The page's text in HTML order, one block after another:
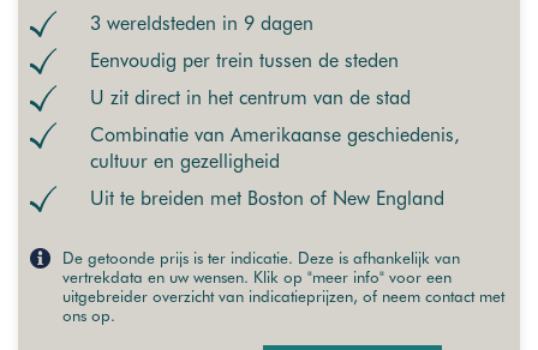
3 wereldsteden in 9 dagen
Eenvoudig per trein tussen de steden
U zit direct in het centrum van de stad
Combinatie van Amerikaanse geschiedenis,
cultuur en gezelligheid
Uit te breiden met Boston of New England
De getoonde prijs is ter indicatie. Deze is afhankelijk van
vertrekdata en uw wensen. Klik op "meer info" voor een
uitgebreider overzicht van indicatieprijzen, of neem contact met
ons op.